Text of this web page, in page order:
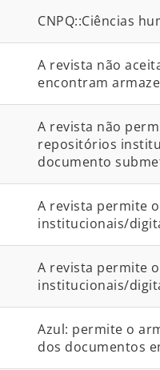
CNPQ::Ciências
A revista não
encontram
A revista não
repositórios
documento
A revista permite
institucionais/
A revista permite
institucionais/
Azul: permite o
dos documentos